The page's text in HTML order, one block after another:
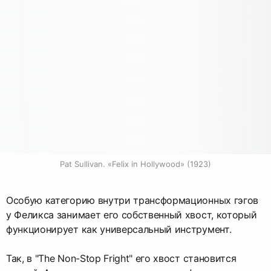
Pat Sullivan. «Felix in Hollywood» (1923)
Особую категорию внутри трансформационных гэгов
у Феликса занимает его собственный хвост, который
функционирует как универсальный инструмент.
Так, в "The Non-Stop Fright" его хвост становится